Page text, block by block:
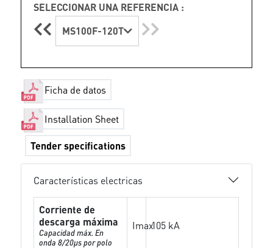
SELECCIONAR UNA REFERENCIA :
MS100F-120T
Ficha de datos
Installation Sheet
Tender specifications
Características electricas
Corriente de
descarga máxima
Capacidad máx. En
onda 8/20µs por polo
Imax105 kA